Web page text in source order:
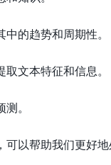
的趋势和周期性。
文本特征和信息。
。
以帮助我们更好地